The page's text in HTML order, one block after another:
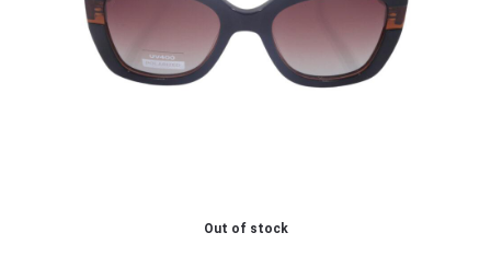
Out of stock